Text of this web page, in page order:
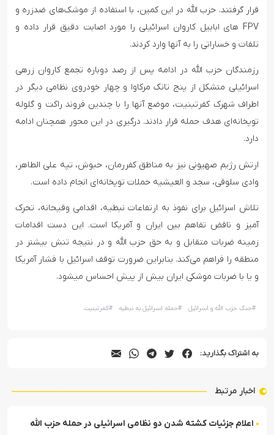
قرار گرفتند. حزب الله در این کمین، با استفاده از موشک‌های ضدزره و
FPV های ابابیل کاروان اسرائیلی را مورد اصابت دقیق قرار داده و
تلفات و خساراتی را به آنها وارد کردند.
رزمندگان حزب الله در ادامه پس از رصد دوباره تجمع کاروان زرهی
اسرائیلی متشکل از پنج تانک مرکاوا و چهار خودروی نظامی دیگر در
اطراف شهرک کفرتبنیت، موضع آنها را با چندین فروند راکت و گلوله
توپخانه‌ای هدف حمله قرار دادند. درگیری در این محور همچنان ادامه
دارد.
ارتش رژیم صهیونی نیز به مناطق کفررمان، حبوش، تپه علی الطاهر،
وادی سلوقی، سجد و العیشیه حملات توپخانه‌ای انجام داده است.
تلاش اسرائیل برای نفوذ به ارتفاعات نبطیه، اقدامی وقیحانه، تحرک
آمیز و ناقض تفاهم بین ایران و آمریکا است. این دست اقدامات
زمینه ضربات متقابل و به حق حزب الله و در نتیجه تنش بیشتر در
منطقه را فراهم می‌کند. بنابراین ضرورت توقف اسرائیل با فشار آمریکا
و یا با ضربات موشکی ایران بیش از پیش احساس میشود.
#جنگ حزب الله و اسرائیل #حمله اسرائیل به نبطیه #کفرتبنیت
به اشتراک بگذارید:
اخبار مرتبط
اعلام جزئیات کشته شدن دو نظامی اسرائیلی در حمله حزب الله